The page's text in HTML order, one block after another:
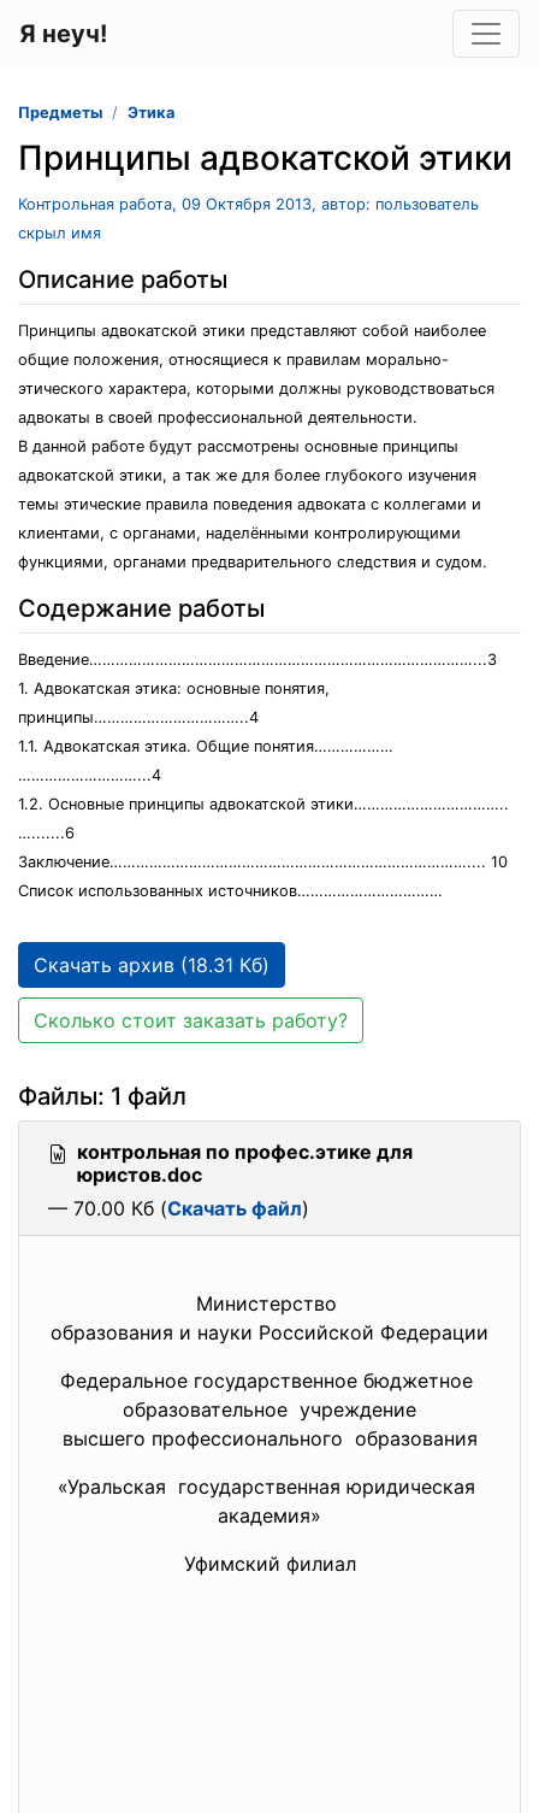
Я неуч!
Предметы Этика
Принципы адвокатской этики
Контрольная работа, 09 Октября 2013, автор: пользователь
скрыл имя
Описание работы
Принципы адвокатской этики представляют собой наиболее
общие положения, относящиеся к правилам морально-
этического характера, которыми должны руководствоваться
адвокаты в своей профессиональной деятельности.
В данной работе будут рассмотрены основные принципы
адвокатской этики, а так же для более глубокого изучения
темы этические правила поведения адвоката с коллегами и
клиентами, с органами, наделёнными контролирующими
функциями, органами предварительного следствия и судом.
Содержание работы
Введение……………………………………………………………………………...3
1. Адвокатская этика: основные понятия,
принципы……………………………..4
1.1. Адвокатская этика. Общие понятия………………
………………………...4
1.2. Основные принципы адвокатской этики……………………………..
….......6
Заключение……………………………………………………………………….... 10
Список использованных источников……………………………
Скачать архив (18.31 Кб)
Сколько стоит заказать работу?
Файлы: 1 файл
контрольная по профес.этике для
юристов.doc
— 70.00 Кб (Скачать файл)
Министерство
образования и науки Российской Федерации
Федеральное государственное бюджетное
образовательное учреждение
высшего профессионального образования
«Уральская государственная юридическая
академия»
Уфимский филиал